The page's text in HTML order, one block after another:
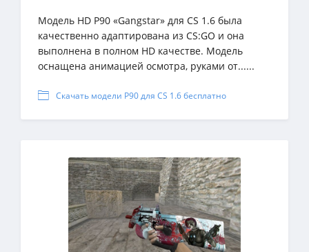
Модель HD P90 «Gangstar» для CS 1.6 была
качественно адаптирована из CS:GO и она
выполнена в полном HD качестве. Модель
оснащена анимацией осмотра, руками от......
Скачать модели P90 для CS 1.6 бесплатно